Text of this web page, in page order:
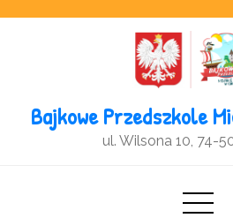
Bajkowe Przedszkole
ul. Wilsona 10, 74-